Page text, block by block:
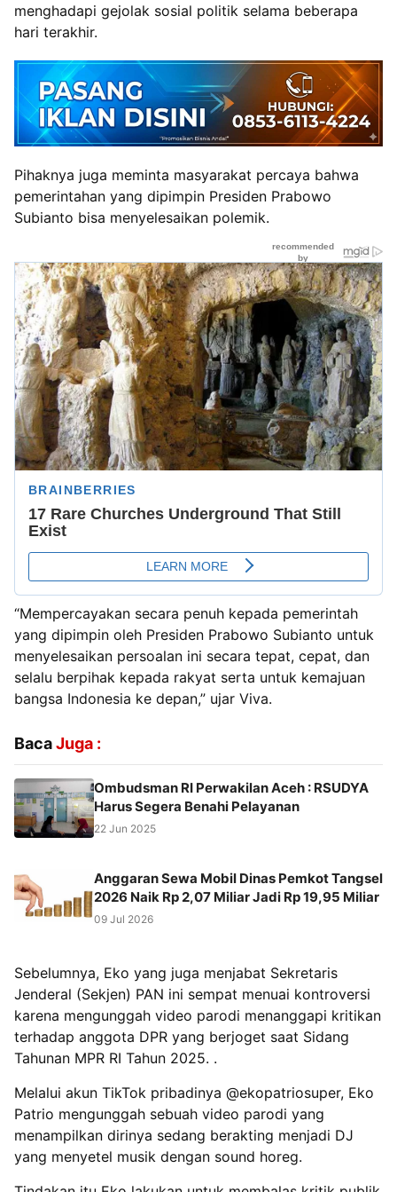
menghadapi gejolak sosial politik selama beberapa
hari terakhir.
Pihaknya juga meminta masyarakat percaya bahwa
pemerintahan yang dipimpin Presiden Prabowo
Subianto bisa menyelesaikan polemik.
“Mempercayakan secara penuh kepada pemerintah
yang dipimpin oleh Presiden Prabowo Subianto untuk
menyelesaikan persoalan ini secara tepat, cepat, dan
selalu berpihak kepada rakyat serta untuk kemajuan
bangsa Indonesia ke depan,” ujar Viva.
BacaJuga :
Ombudsman RI Perwakilan Aceh : RSUDYA
Harus Segera Benahi Pelayanan
22 Jun 2025
Anggaran Sewa Mobil Dinas Pemkot Tangsel
2026 Naik Rp 2,07 Miliar Jadi Rp 19,95 Miliar
09 Jul 2026
Sebelumnya, Eko yang juga menjabat Sekretaris
Jenderal (Sekjen) PAN ini sempat menuai kontroversi
karena mengunggah video parodi menanggapi kritikan
terhadap anggota DPR yang berjoget saat Sidang
Tahunan MPR RI Tahun 2025. .
Melalui akun TikTok pribadinya @ekopatriosuper, Eko
Patrio mengunggah sebuah video parodi yang
menampilkan dirinya sedang berakting menjadi DJ
yang menyetel musik dengan sound horeg.